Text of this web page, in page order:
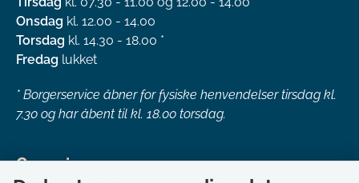
Onsdag kl. 12.00 - 14.00
Torsdag kl. 14.30 - 18.00 *
Fredag lukket
* Borgerservice åbner for fysiske henvendelser tirsdag kl.
7.30 og har åbent til kl. 18.00 torsdag.
Genveje